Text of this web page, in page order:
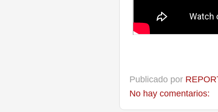
Publicado por
No hay comentarios: